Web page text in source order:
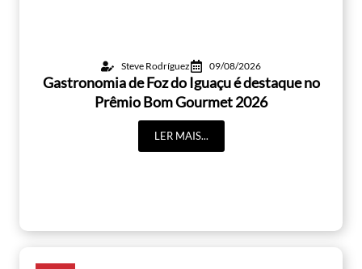
Steve Rodríguez 09/08/2026
Gastronomia de Foz do Iguaçu é destaque no
Prêmio Bom Gourmet 2026
LER MAIS...